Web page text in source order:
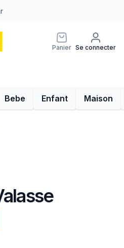
Panier Se connecter
Bebe Enfant Maison